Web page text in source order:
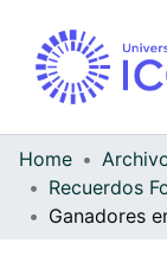
Home